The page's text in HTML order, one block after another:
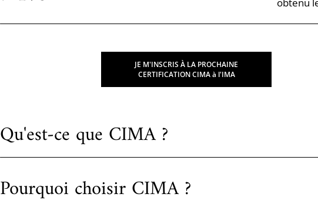
JE M'INSCRIS À LA PROCHAINE
CERTIFICATION CIMA à l'IMA
Qu'est-ce que CIMA ?
Pourquoi choisir CIMA ?